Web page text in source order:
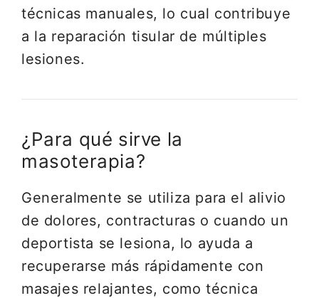
técnicas manuales, lo cual contribuye
a la reparación tisular de múltiples
lesiones.
¿Para qué sirve la
masoterapia?
Generalmente se utiliza para el alivio
de dolores, contracturas o cuando un
deportista se lesiona, lo ayuda a
recuperarse más rápidamente con
masajes relajantes, como técnica